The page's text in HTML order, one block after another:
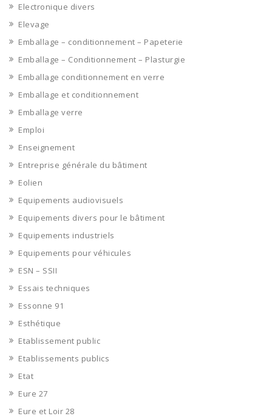
Electronique divers
Elevage
Emballage – conditionnement – Papeterie
Emballage – Conditionnement – Plasturgie
Emballage conditionnement en verre
Emballage et conditionnement
Emballage verre
Emploi
Enseignement
Entreprise générale du bâtiment
Eolien
Equipements audiovisuels
Equipements divers pour le bâtiment
Equipements industriels
Equipements pour véhicules
ESN – SSII
Essais techniques
Essonne 91
Esthétique
Etablissement public
Etablissements publics
Etat
Eure 27
Eure et Loir 28